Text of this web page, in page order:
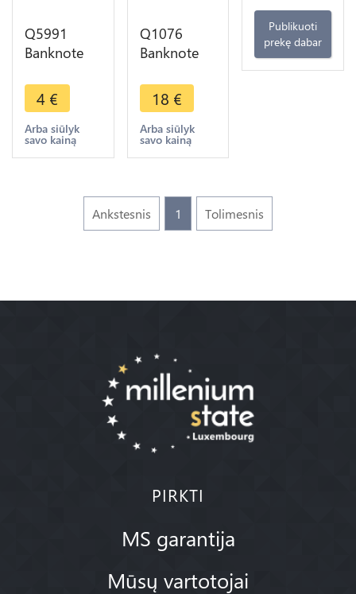
Q5991
Banknote
25 Sen1964
UNC ->
Make offer
4 €
Arba siūlyk
savo kainą
Q1076
Banknote
Portuguese
Timor 100
Escudos
Régulo
18 €
Arba siūlyk
savo kainą
Publikuoti
prekę dabar
Ankstesnis 1 Tolimesnis
PIRKTI
MS garantija
Mūsų vartotojai